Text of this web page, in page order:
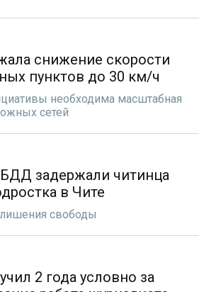
снижение скорости
пунктов до 30 км/ч
необходима масштабная
сетей
задержали читинца
в Чите
свободы
2 года условно за